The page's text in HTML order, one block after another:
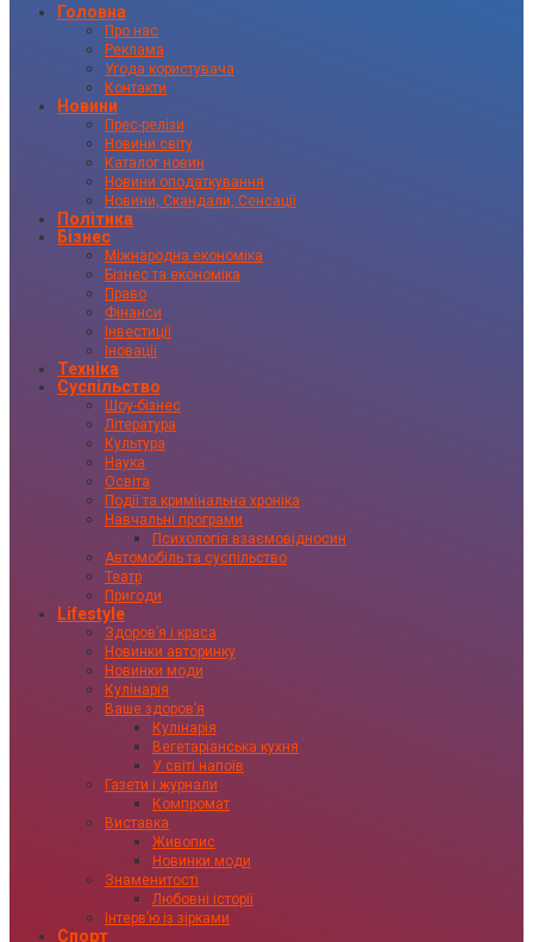
Головна
Про нас
Реклама
Угода користувача
Контакти
Новини
Прес-релізи
Новини світу
Каталог новин
Новини оподаткування
Новини, Скандали, Сенсації
Політика
Бізнес
Міжнародна економіка
Бізнес та економіка
Право
Фінанси
Інвестиції
Іновації
Техніка
Суспільство
Шоу-бізнес
Література
Культура
Наука
Освіта
Події та кримінальна хроніка
Навчальні програми
Психологія взаємовідносин
Автомобіль та суспільство
Театр
Пригоди
Lifestyle
Здоровʼя і краса
Новинки авторинку
Новинки моди
Кулінарія
Ваше здоровʼя
Кулінарія
Вегетаріанська кухня
У світі напоїв
Газети і журнали
Компромат
Виставка
Живопис
Новинки моди
Знаменитості
Любовні історії
Інтервʼю із зірками
Спорт